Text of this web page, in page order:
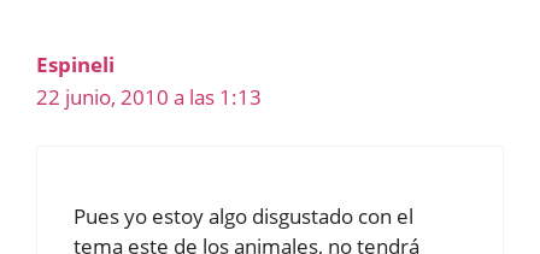
Espineli
22 junio, 2010 a las 1:13
Pues yo estoy algo disgustado con el
tema este de los animales, no tendrá